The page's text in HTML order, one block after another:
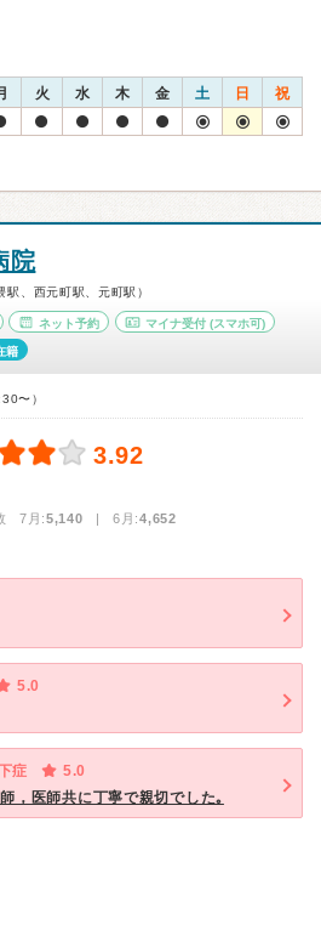
火 水 木 金 土 日 祝
院
、西元町駅、元町駅）
ネット予約 マイナ受付 (スマホ可)
籍
〜）
3.92
7月:5,140 | 6月:4,652
5.0
症
5.0
，医師共に丁寧で親切でした｡